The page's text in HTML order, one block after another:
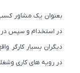
بعنوان یک مشاور کسب و
در استخدام و سپس در
دیگران بسیار کارگر واقع
در رویه های کاری وشغلی